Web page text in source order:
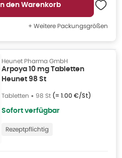
In den Warenkorb
+ Weitere Packungsgrößen
Heunet Pharma GmbH
Arpoya 10 mg Tabletten
Heunet 98 St
Tabletten • 98 St (= 1.00 €/St)
Sofort verfügbar
Rezeptpflichtig